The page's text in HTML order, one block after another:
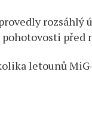
rozsáhlý
před
letounů